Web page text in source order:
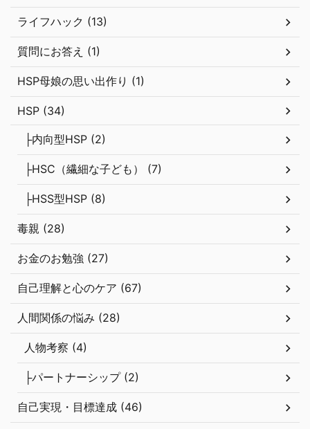
ライフハック (13)
質問にお答え (1)
HSP母娘の思い出作り (1)
HSP (34)
├内向型HSP (2)
├HSC（繊細な子ども） (7)
├HSS型HSP (8)
毒親 (28)
お金のお勉強 (27)
自己理解と心のケア (67)
人間関係の悩み (28)
人物考察 (4)
├パートナーシップ (2)
自己実現・目標達成 (46)